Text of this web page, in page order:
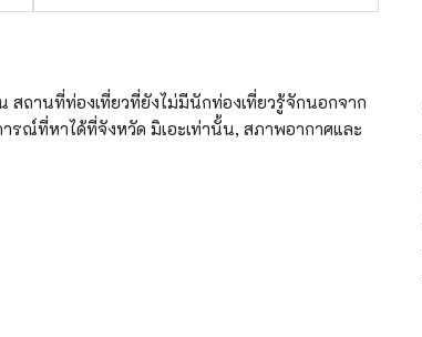
สถานที่ท่องเที่ยวที่ยังไม่มีนักท่องเที่ยวรู้จักนอกจาก
ณ์ที่หาได้ที่จังหวัด มิเอะเท่านั้น, สภาพอากาศและ